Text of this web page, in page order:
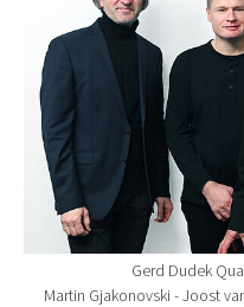
Gerd Dudek
Martin Gjakonovski - Joost